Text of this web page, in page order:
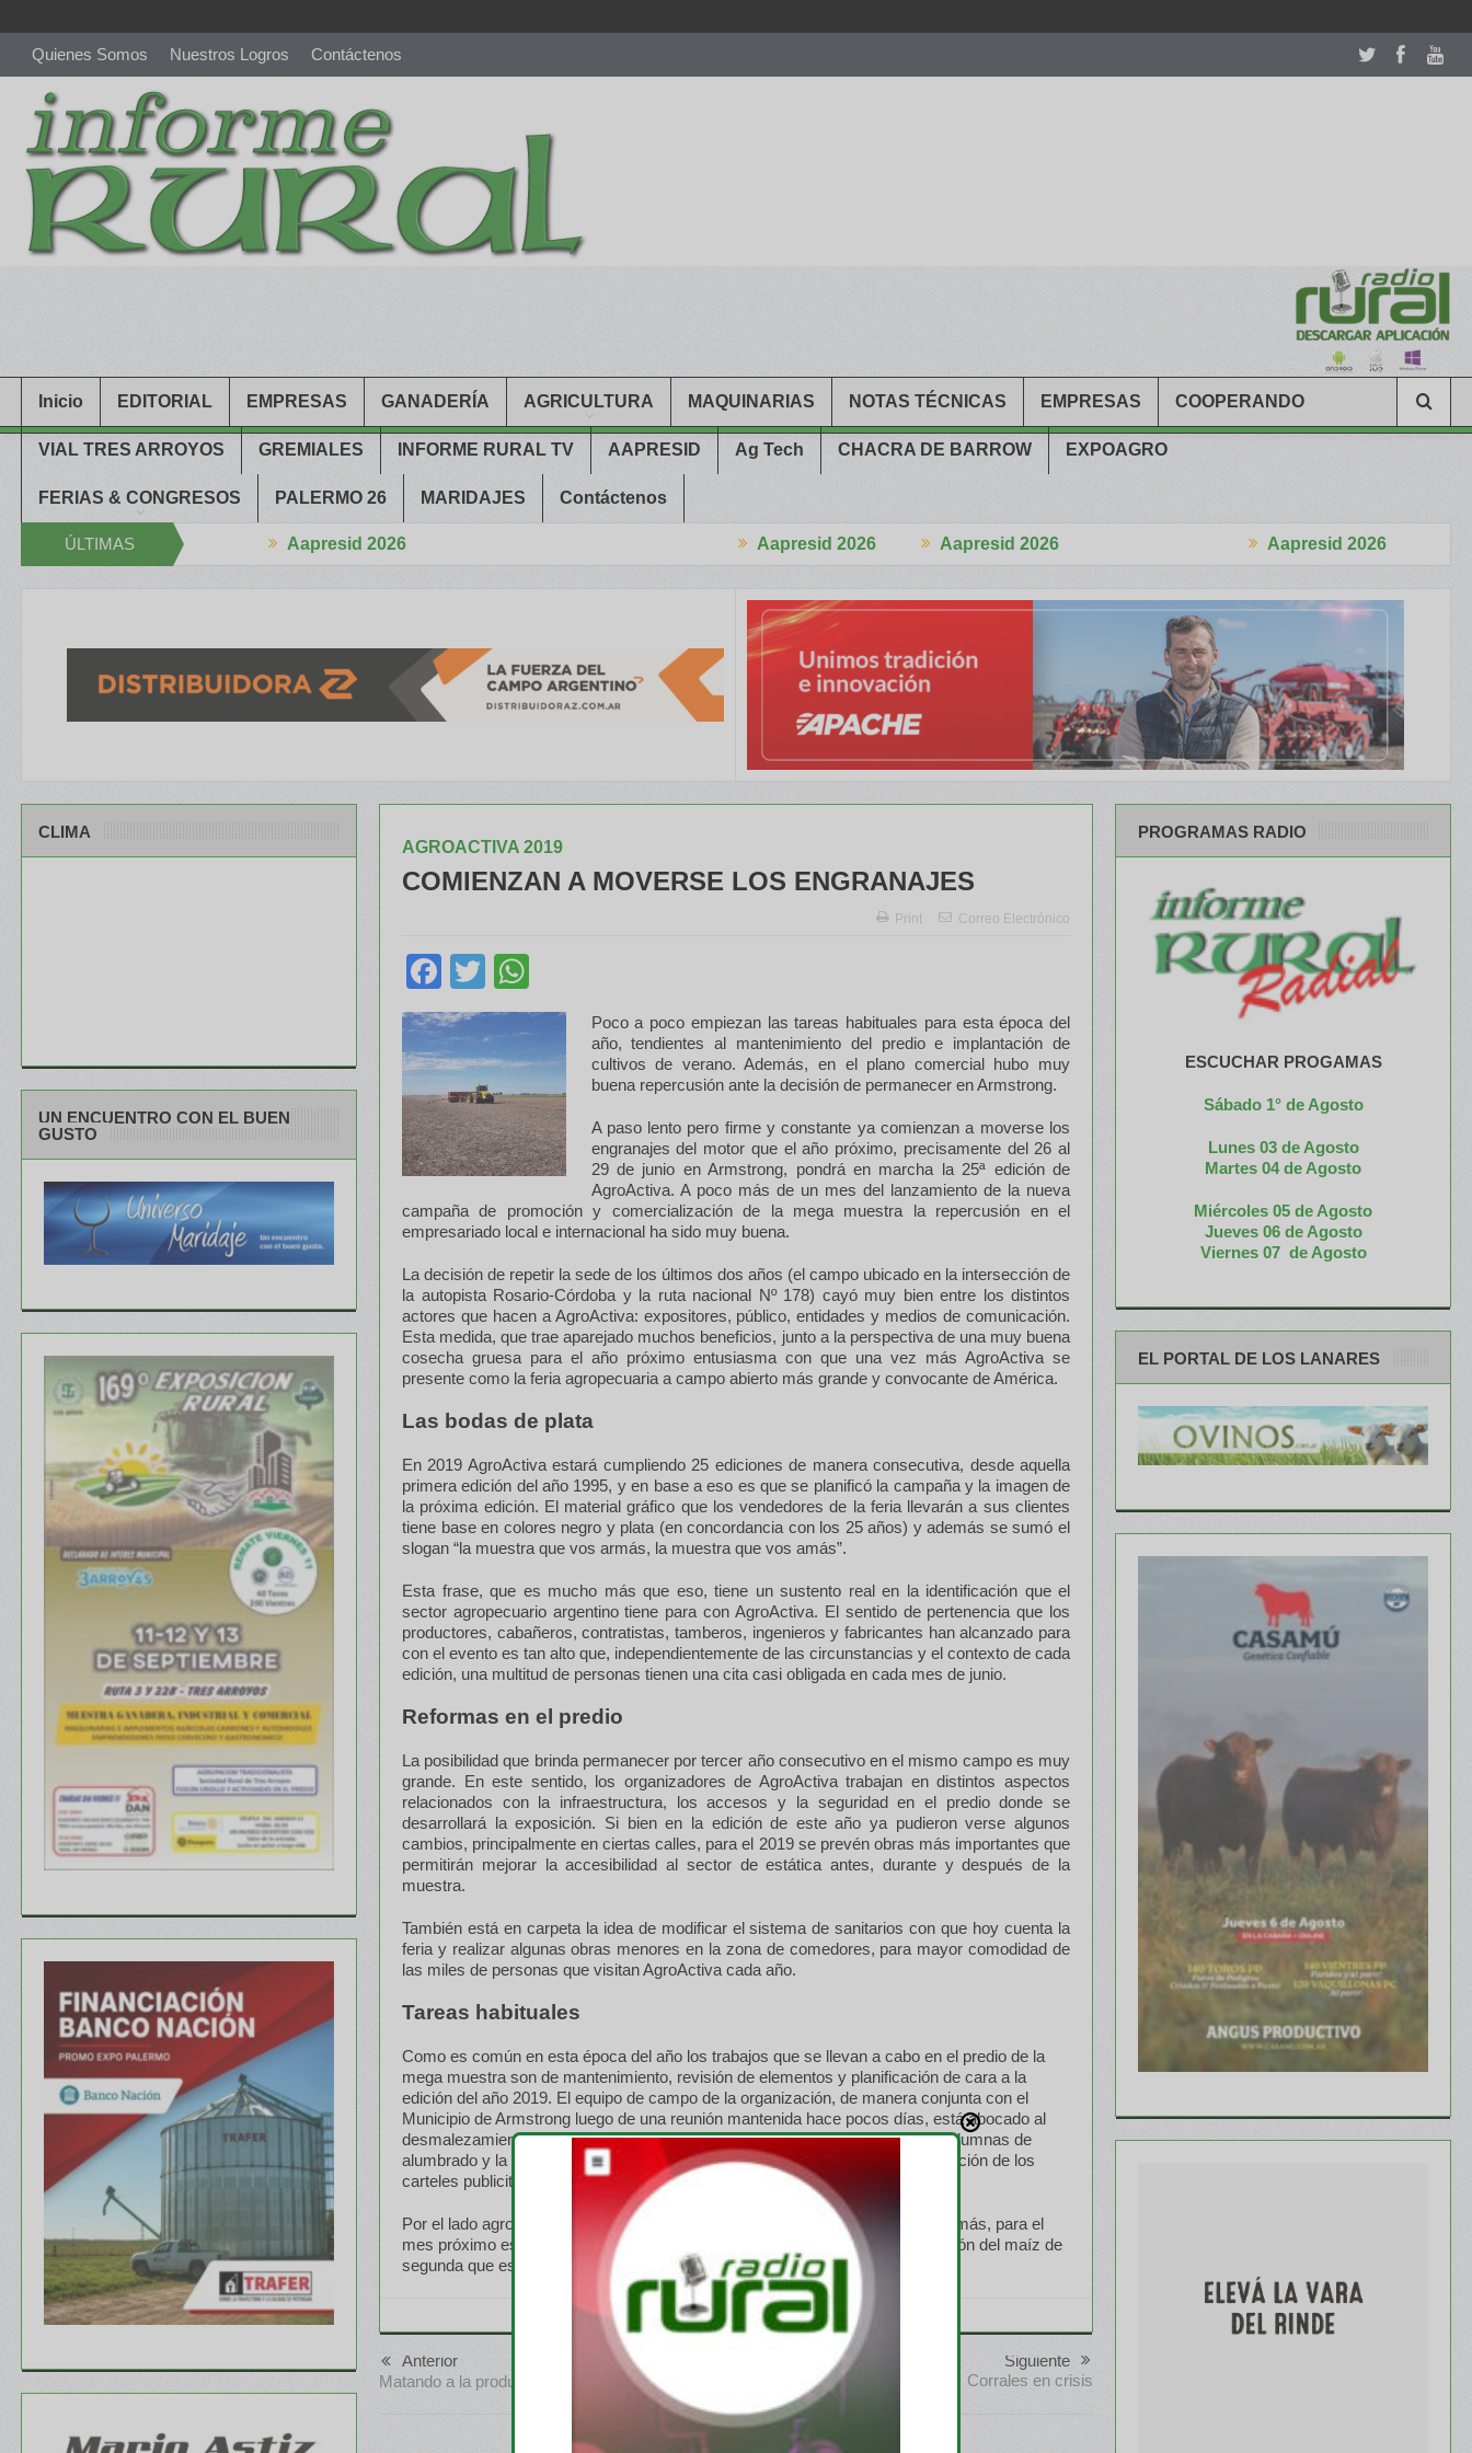
Quienes Somos Nuestros Logros Contáctenos
richardmillereplica is also available with delicate watches for women.patekphilippe.to
Inicio EDITORIAL EMPRESAS GANADERÍA AGRICULTURA MAQUINARIAS NOTAS TÉCNICAS EMPRESAS COOPERANDO
VIAL TRES ARROYOS GREMIALES INFORME RURAL TV AAPRESID Ag Tech CHACRA DE BARROW EXPOAGRO
FERIAS & CONGRESOS PALERMO 26 MARIDAJES Contáctenos
ÚLTIMAS Aapresid 2026 Aapresid 2026
AGROACTIVA 2019
COMIENZAN A MOVERSE LOS ENGRANAJES
Print Correo Electrónico
Facebook
Twitter
Poco a poco empiezan las tareas habituales para esta época del
año, tendientes al mantenimiento del predio e implantación de
cultivos de verano. Además, en el plano comercial hubo muy
buena repercusión ante la decisión de permanecer en Armstrong.
A paso lento pero firme y constante ya comienzan a moverse los
engranajes del motor que el año próximo, precisamente del 26 al
29 de junio en Armstrong, pondrá en marcha la 25ª edición de
AgroActiva. A poco más de un mes del lanzamiento de la nueva
campaña de promoción y comercialización de la mega muestra la repercusión en el
empresariado local e internacional ha sido muy buena.
La decisión de repetir la sede de los últimos dos años (el campo ubicado en la intersección de
la autopista Rosario-Córdoba y la ruta nacional Nº 178) cayó muy bien entre los distintos
actores que hacen a AgroActiva: expositores, público, entidades y medios de comunicación.
Esta medida, que trae aparejado muchos beneficios, junto a la perspectiva de una muy buena
cosecha gruesa para el año próximo entusiasma con que una vez más AgroActiva se
presente como la feria agropecuaria a campo abierto más grande y convocante de América.
Las bodas de plata
En 2019 AgroActiva estará cumpliendo 25 ediciones de manera consecutiva, desde aquella
primera edición del año 1995, y en base a eso es que se planificó la campaña y la imagen de
la próxima edición. El material gráfico que los vendedores de la feria llevarán a sus clientes
tiene base en colores negro y plata (en concordancia con los 25 años) y además se sumó el
slogan “la muestra que vos armás, la muestra que vos amás”.
Esta frase, que es mucho más que eso, tiene un sustento real en la identificación que el
sector agropecuario argentino tiene para con AgroActiva. El sentido de pertenencia que los
productores, cabañeros, contratistas, tamberos, ingenieros y fabricantes han alcanzado para
con el evento es tan alto que, independientemente de las circunstancias y el contexto de cada
edición, una multitud de personas tienen una cita casi obligada en cada mes de junio.
Reformas en el predio
La posibilidad que brinda permanecer por tercer año consecutivo en el mismo campo es muy
grande. En este sentido, los organizadores de AgroActiva trabajan en distintos aspectos
relacionados con la infraestructura, los accesos y la seguridad en el predio donde se
desarrollará la exposición. Si bien en la edición de este año ya pudieron verse algunos
cambios, principalmente en ciertas calles, para el 2019 se prevén obras más importantes que
permitirán mejorar la accesibilidad al sector de estática antes, durante y después de la
muestra.
También está en carpeta la idea de modificar el sistema de sanitarios con que hoy cuenta la
feria y realizar algunas obras menores en la zona de comedores, para mayor comodidad de
las miles de personas que visitan AgroActiva cada año.
Tareas habituales
Como es común en esta época del año los trabajos que se llevan a cabo en el predio de la
mega muestra son de mantenimiento, revisión de elementos y planificación de cara a la
edición del año 2019. El equipo de campo de la organización, de manera conjunta con el
Municipio de Armstrong luego de una reunión mantenida hace pocos días, está abocado al
desmalezamiento del frente que da a la ruta Nº 178, el repaso general a las columnas de
alumbrado y la instalación eléctrica y en pocos días más comenzará la instalación de los
carteles publicitarios de las empresas que hayan contratado este servicio.
Por el lado agronómico, se efectuó la siembra de soja y maíz de primera. Además, para el
mes próximo está planificada la cosecha de trigo y más adelante la implantación del maíz de
segunda que es el que se utiliza en las demostraciones dinámicas.
Anterior
Matando a la producción
Siguiente
Corrales en crisis
CLIMA
UN ENCUENTRO CON EL BUEN
GUSTO
PROGRAMAS RADIO
ESCUCHAR PROGAMAS
Sábado 1° de Agosto
Lunes 03 de Agosto
Martes 04 de Agosto
Miércoles 05 de Agosto
Jueves 06 de Agosto
Viernes 07 de Agosto
EL PORTAL DE LOS LANARES